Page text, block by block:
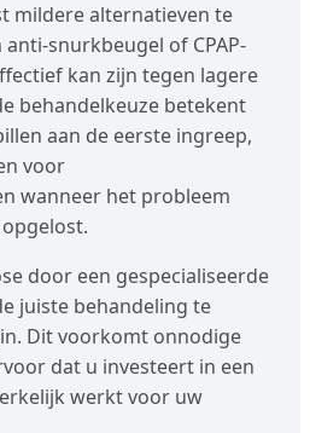
mildere alternatieven te
snurkbeugel of CPAP-
kan zijn tegen lagere
behandelkeuze betekent
aan de eerste ingreep,
voor
wanneer het probleem
door een gespecialiseerde
juiste behandeling te
Dit voorkomt onnodige
dat u investeert in een
werkt voor uw